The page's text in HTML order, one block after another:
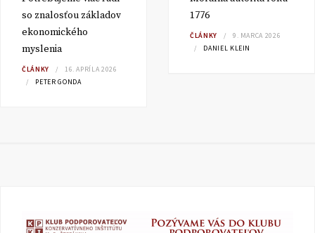
so znalosťou základov
ekonomického
myslenia
ČLÁNKY
16. APRÍLA 2026
PETER GONDA
1776
ČLÁNKY
9. MARCA 2026
DANIEL KLEIN